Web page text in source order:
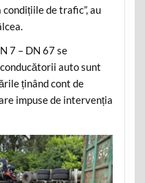
de trafic”, au
7 – DN 67 se
auto sunt
ținând cont de
impuse de intervenția